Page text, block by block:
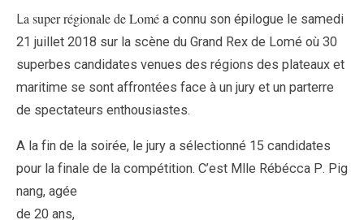
La super régionale de Lomé a connu son épilogue le samedi
21 juillet 2018 sur la scène du Grand Rex de Lomé où 30
superbes candidates venues des régions des plateaux et
maritime se sont affrontées face à un jury et un parterre
de spectateurs enthousiastes.
A la fin de la soirée, le jury a sélectionné 15 candidates
pour la finale de la compétition. C’est Mlle Rébécca P. Pig
nang, agée
de 20 ans,